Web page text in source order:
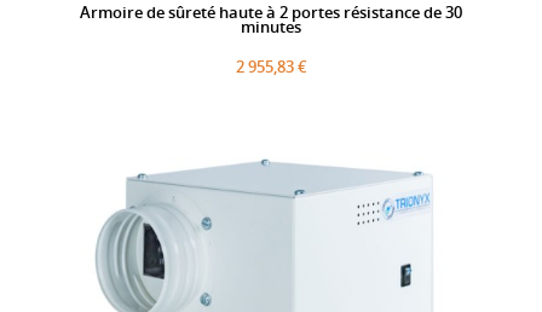
Armoire de sûreté haute à 2 portes résistance de 30
minutes
2 955,83 €